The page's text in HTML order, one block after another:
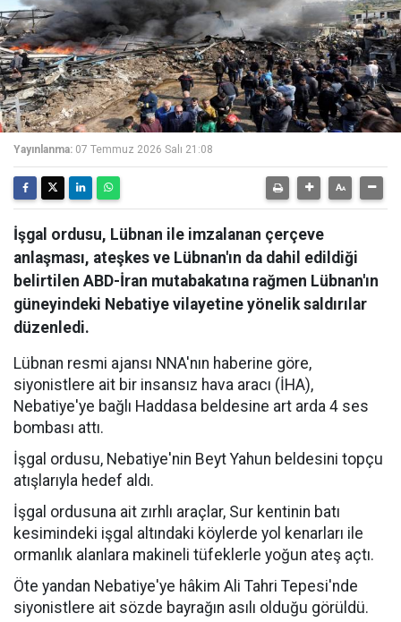
Yayınlanma: 07 Temmuz 2026 Salı 21:08
İşgal ordusu, Lübnan ile imzalanan çerçeve
anlaşması, ateşkes ve Lübnan'ın da dahil edildiği
belirtilen ABD-İran mutabakatına rağmen Lübnan'ın
güneyindeki Nebatiye vilayetine yönelik saldırılar
düzenledi.
Lübnan resmi ajansı NNA'nın haberine göre,
siyonistlere ait bir insansız hava aracı (İHA),
Nebatiye'ye bağlı Haddasa beldesine art arda 4 ses
bombası attı.
İşgal ordusu, Nebatiye'nin Beyt Yahun beldesini topçu
atışlarıyla hedef aldı.
İşgal ordusuna ait zırhlı araçlar, Sur kentinin batı
kesimindeki işgal altındaki köylerde yol kenarları ile
ormanlık alanlara makineli tüfeklerle yoğun ateş açtı.
Öte yandan Nebatiye'ye hâkim Ali Tahri Tepesi'nde
siyonistlere ait sözde bayrağın asılı olduğu görüldü.